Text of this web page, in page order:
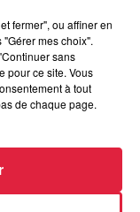
: 30 octobre 2025
fermer", ou affiner en
mes choix".
sans
pour ce site. Vous
à tout
de chaque page.